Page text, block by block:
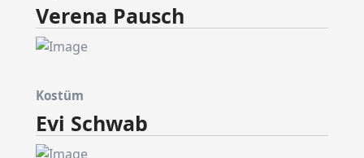
Verena Pausch
Kostüm
Evi Schwab